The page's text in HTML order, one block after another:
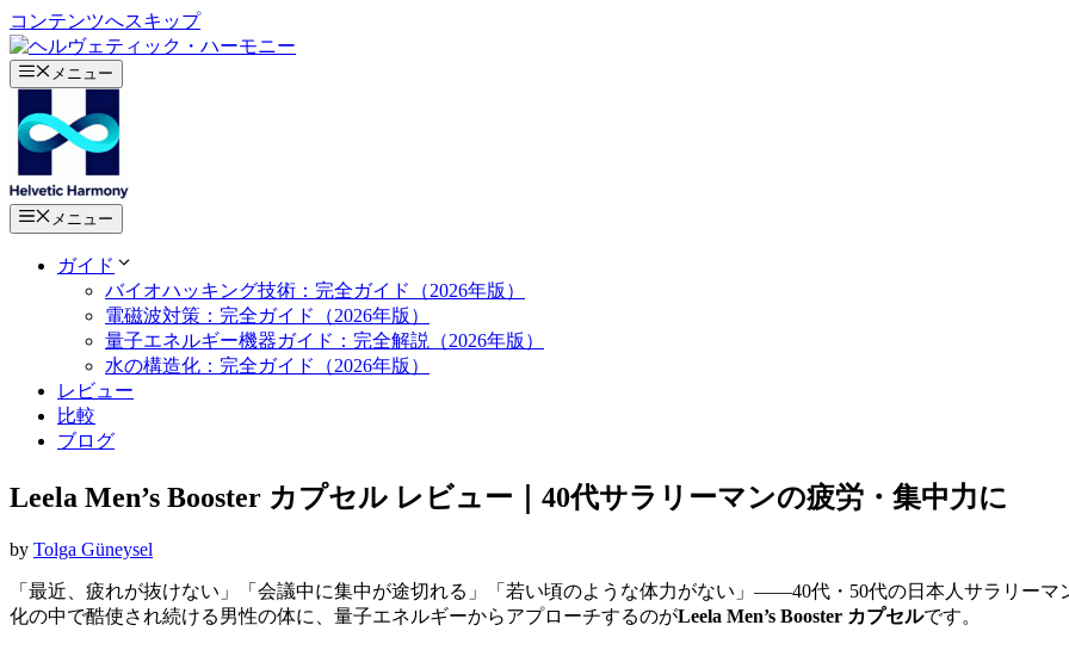
コンテンツへスキップ
メニュー
メニュー
ガイド
バイオハッキング技術：完全ガイド（2026年版）
電磁波対策：完全ガイド（2026年版）
量子エネルギー機器ガイド：完全解説（2026年版）
水の構造化：完全ガイド（2026年版）
レビュー
比較
ブログ
Leela Men’s Booster カプセル レビュー｜40代サラリーマンの疲労・集中力に
by Tolga Güneysel
「最近、疲れが抜けない」「会議中に集中が途切れる」「若い頃のような体力がない」——40代・50代の日本人サラリー
化の中で酷使され続ける男性の体に、量子エネルギーからアプローチするのがLeela Men’s Booster カプセルです。